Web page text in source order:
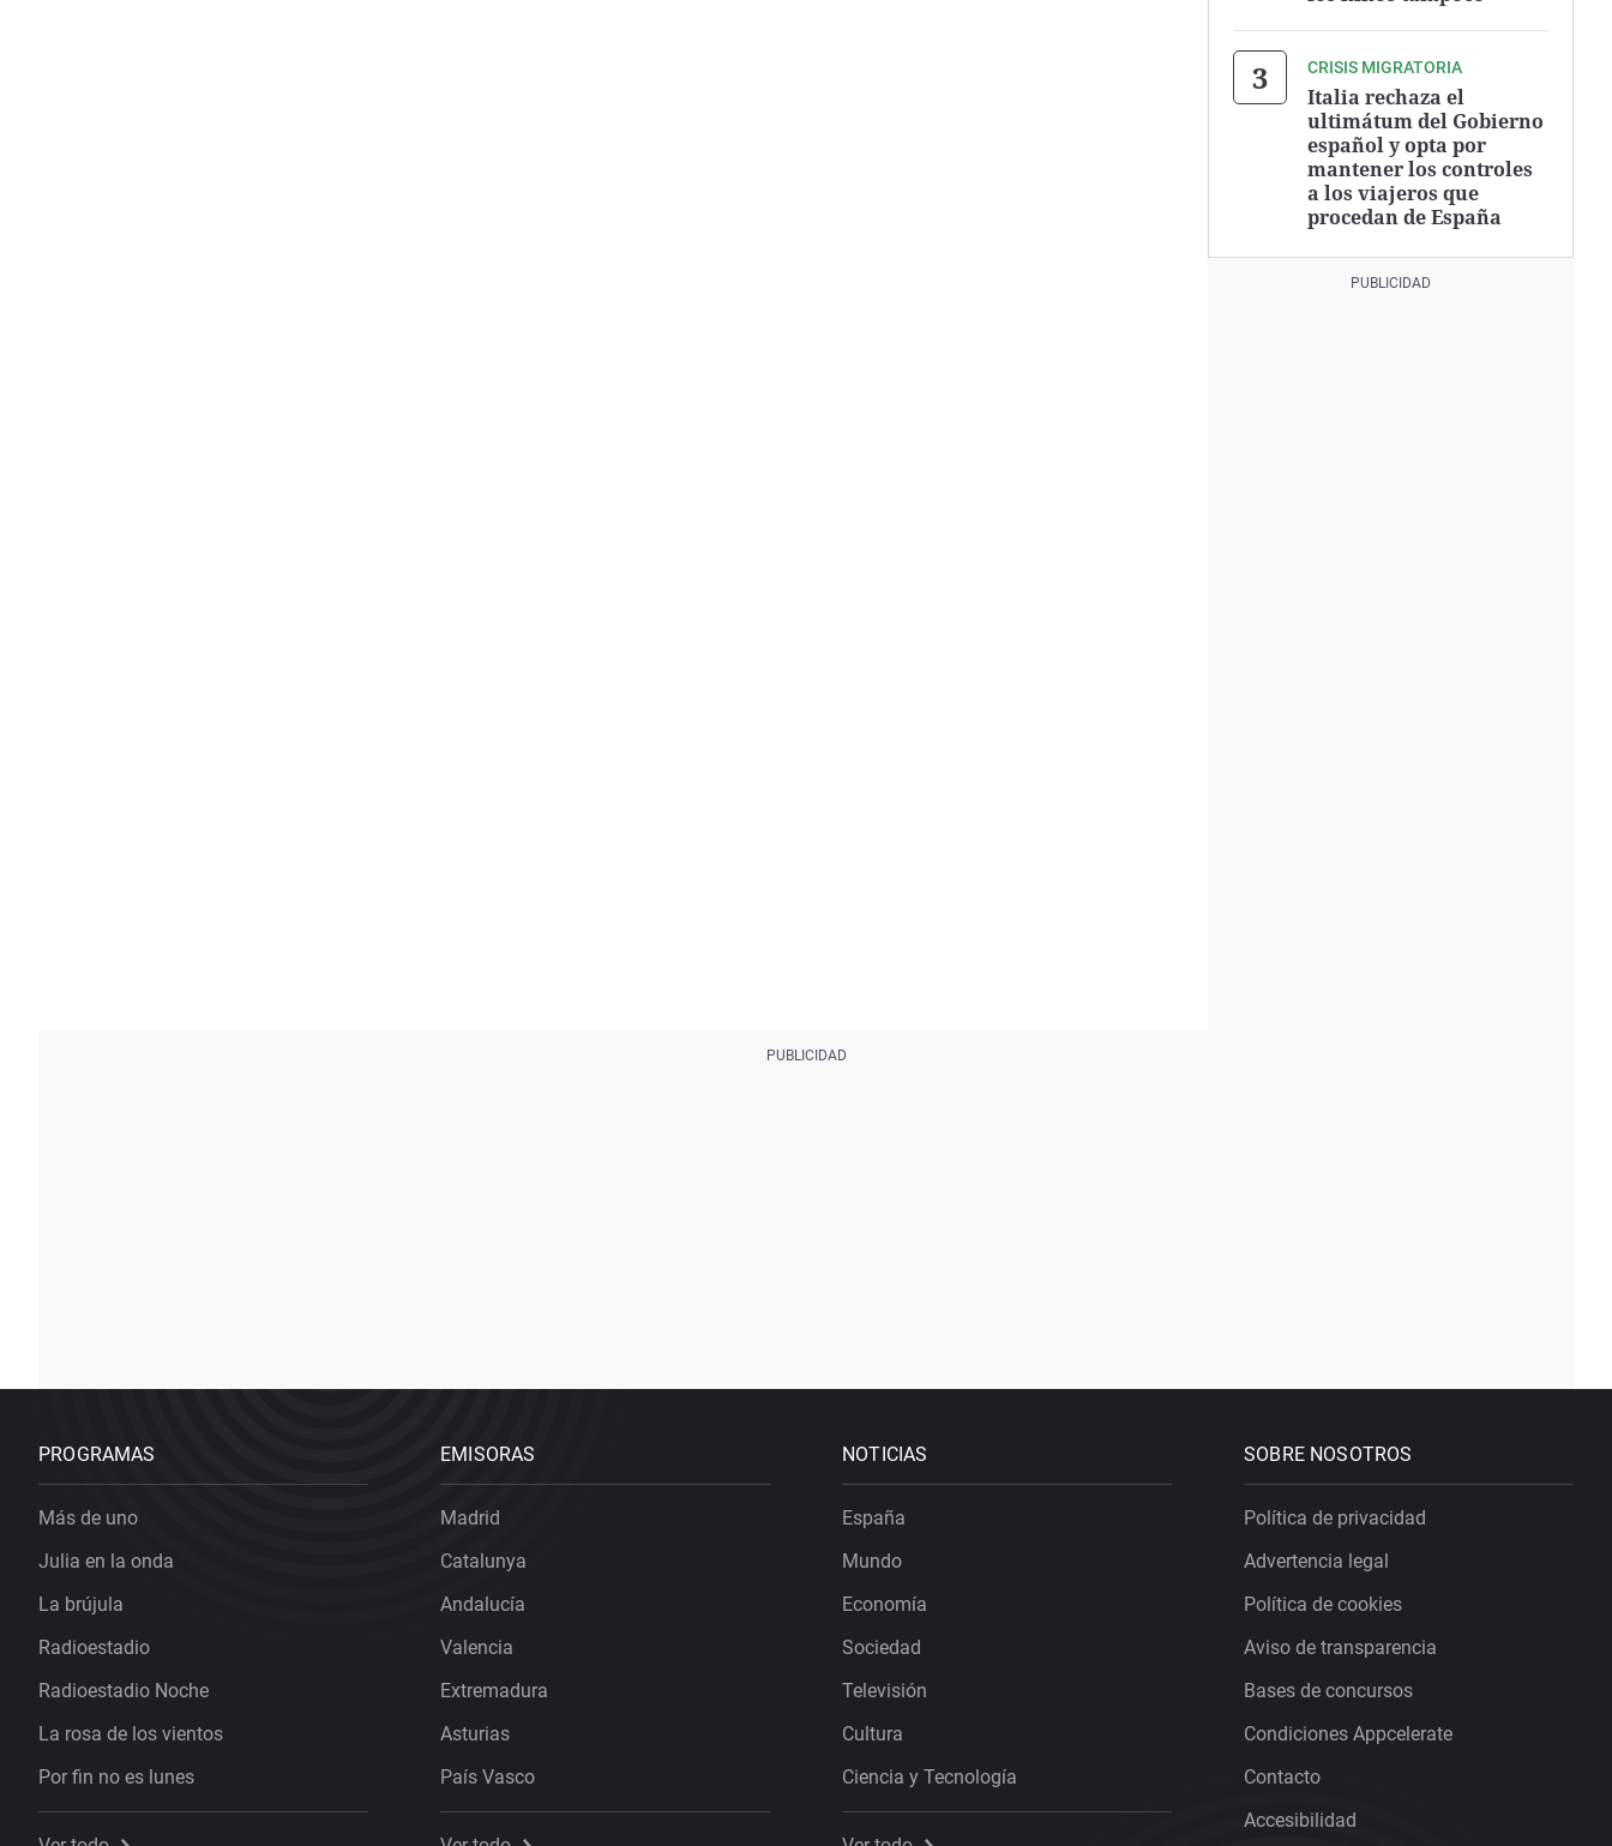
CRISIS MIGRATORIA
Italia rechaza el
ultimátum del Gobierno
español y opta por
mantener los controles
a los viajeros que
procedan de España
PROGRAMAS
Más de uno
Julia en la onda
La brújula
Radioestadio
Radioestadio Noche
La rosa de los vientos
Por fin no es lunes
EMISORAS
Madrid
Catalunya
Andalucía
Valencia
Extremadura
Asturias
País Vasco
NOTICIAS
España
Mundo
Economía
Sociedad
Televisión
Cultura
Ciencia y Tecnología
SOBRE NOSOTROS
Política de privacidad
Advertencia legal
Política de cookies
Aviso de transparencia
Bases de concursos
Condiciones Appcelerate
Contacto
Accesibilidad